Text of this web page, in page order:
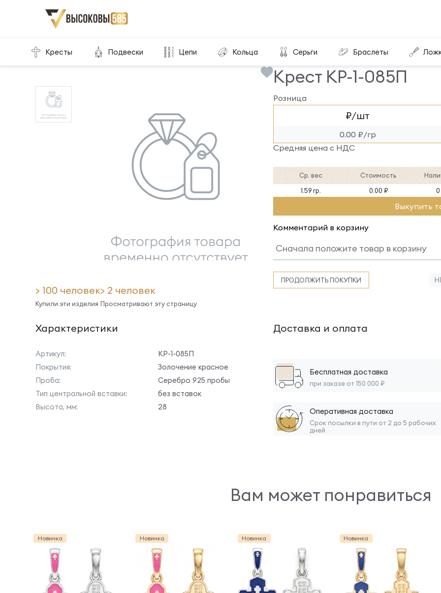
Кресты Подвески Цепи Кольца Серьги Браслеты
Главная Склад готовой продукции Крест КР-1-085П
> 100 человек
Купили эти изделия
> 2 человек
Просматривают эту страницу
Крест КР-1-085П
Розница
₽/шт
0.00 ₽/гр
Средняя цена с НДС
Ср. вес Стоимость
1.59 гр.
0.00 ₽ 0
Выкупить
Комментарий в корзину
ПРОДОЛЖИТЬ ПОКУПКИ
Характеристики
Артикул:
КР-1-085П
Покрытия:
Золочение красное
Проба:
Серебро 925 пробы
Тип центральной вставки:
без вставок
Высота, мм:
28
Доставка и оплата
Бесплатная доставка
при заказе от 150 000 ₽
Оперативная доставка
Срок посылки в пути от 2 до 5 рабочих
дней
Вам может понравиться
Новинка Новинка Новинка Новинка